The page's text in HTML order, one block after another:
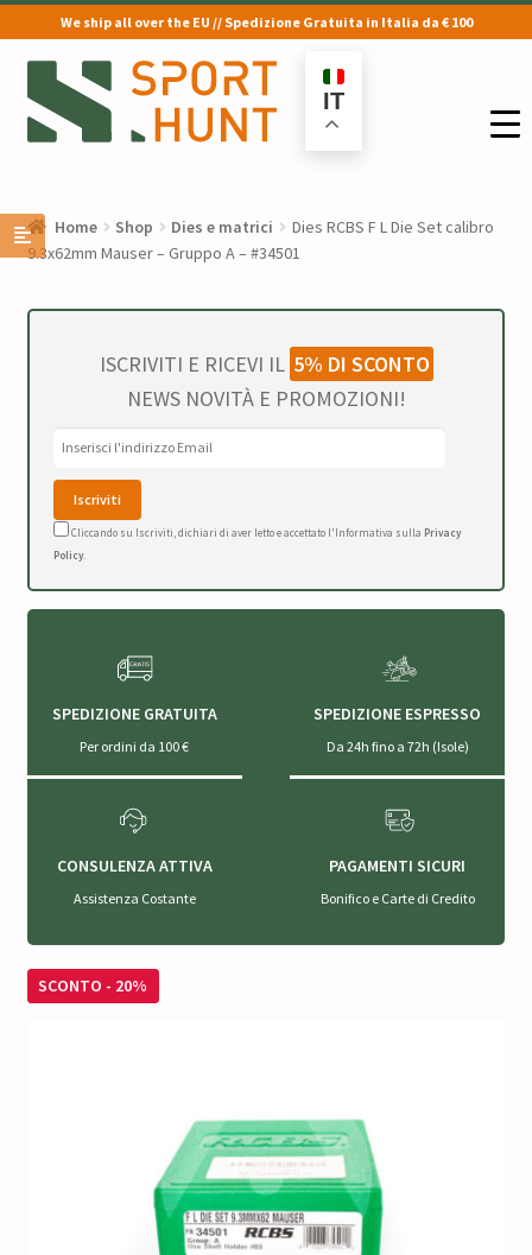
We ship all over the EU // Spedizione Gratuita in Italia da € 100
Vai
alla
navigazione
Vai
al
contenuto
IT
Home Shop Dies e matrici
Dies RCBS F L Die Set calibro
9.3x62mm Mauser – Gruppo A – #34501
ISCRIVITI E RICEVI IL 5% DI SCONTO
NEWS NOVITÀ E PROMOZIONI!
Cliccando su Iscriviti, dichiari di aver letto e accettato l'Informativa sulla Privacy
Policy.
SPEDIZIONE GRATUITA
Per ordini da 100 €
SPEDIZIONE ESPRESSO
Da 24h fino a 72h (Isole)
CONSULENZA ATTIVA
Assistenza Costante
PAGAMENTI SICURI
Bonifico e Carte di Credito
SCONTO - 20%